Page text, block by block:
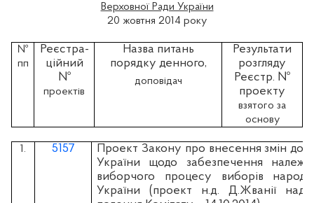
Верховної Ради України
20 жовтня 2014 року
№
пп
Реєстра-
ційний
№
проектів
Назва питань
порядку денного,
доповідач
Результати
розгляду
Реєстр. №
проекту
взятого за
основу
1. 5157
Проект Закону про внесення змін до
України щодо забезпечення
виборчого процесу виборів
України (проект н.д. Д.Жванії